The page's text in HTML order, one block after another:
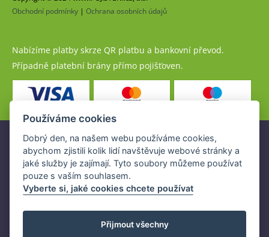
Obchodní podmínky | Ochrana osobních údajů
Nabízíme platby skrze QR platbu a bankovní převod.
Případně platební brány přímo pojišťoven.
Pojistné produkty jsou nabízeny společností
www.POJISTENI.cz, a.s. na základě platné licence České
národní banky (ČNB).
Licence ČNB umožňuje www.POJISTENI.cz, a.s. poskytovat
Používáme cookies
Dobrý den, na našem webu používáme cookies,
abychom zjistili kolik lidí navštěvuje webové stránky a
jaké služby je zajímají. Tyto soubory můžeme používat
pouze s vaším souhlasem.
Vyberte si, jaké cookies chcete používat
Přijmout všechny